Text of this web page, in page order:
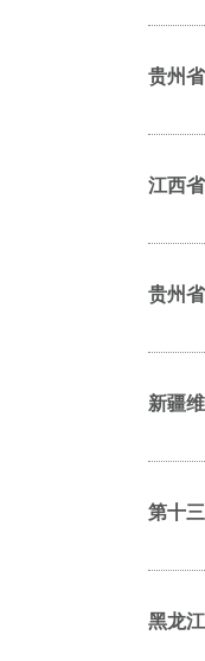
贵州
江西
贵州
新疆
第十
黑龙